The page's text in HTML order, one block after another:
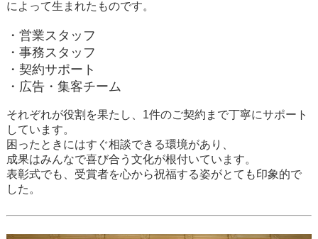
によって生まれたものです。
・営業スタッフ
・事務スタッフ
・契約サポート
・広告・集客チーム
それぞれが役割を果たし、1件のご契約まで丁寧にサポート
しています。
困ったときにはすぐ相談できる環境があり、
成果はみんなで喜び合う文化が根付いています。
表彰式でも、受賞者を心から祝福する姿がとても印象的で
した。